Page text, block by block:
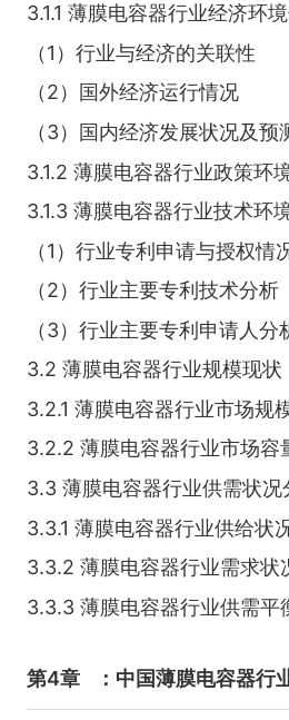
3.1.1 薄膜电容器行业经济环
（1）行业与经济的关联性
（2）国外经济运行情况
（3）国内经济发展状况及预
3.1.2 薄膜电容器行业政策环
3.1.3 薄膜电容器行业技术环
（1）行业专利申请与授权情
（2）行业主要专利技术分析
（3）行业主要专利申请人分
3.2 薄膜电容器行业规模现状
3.2.1 薄膜电容器行业市场规
3.2.2 薄膜电容器行业市场容
3.3 薄膜电容器行业供需状况
3.3.1 薄膜电容器行业供给状
3.3.2 薄膜电容器行业需求状
3.3.3 薄膜电容器行业供需平
第4章 ：中国薄膜电容器行